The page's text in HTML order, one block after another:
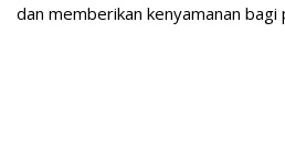
dan memberikan kenyamanan bagi